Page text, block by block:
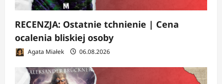
RECENZJA: Ostatnie tchnienie | Cena
ocalenia bliskiej osoby
Agata Miałek 06.08.2026